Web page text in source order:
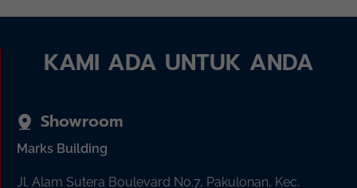
KAMI ADA UNTUK ANDA
Showroom
Marks Building
Jl. Alam Sutera Boulevard No.7, Pakulonan, Kec.